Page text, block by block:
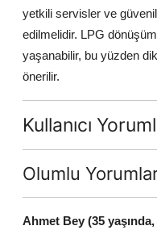
yetkili servisler ve
edilmelidir. LPG
yaşanabilir, bu yüzden
önerilir.
Kullanıcı
Olumlu
Ahmet Bey (35